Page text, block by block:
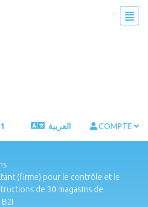
العربية COMPTE
(firme) pour le contrôle et le
de 30 magasins de